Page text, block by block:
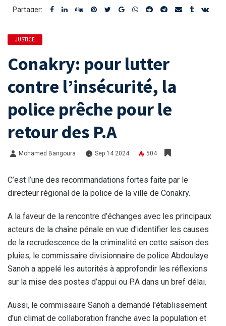
Partager:
JUSTICE
Conakry: pour lutter
contre l’insécurité, la
police prêche pour le
retour des P.A
Mohamed Bangoura Sep 14 2024 504
C’est l’une des recommandations fortes faite par le
directeur régional de la police de la ville de Conakry.
A la faveur de la rencontre d’échanges avec les principaux
acteurs de la chaîne pénale en vue d'identifier les causes
de la recrudescence de la criminalité en cette saison des
pluies, le commissaire divisionnaire de police Abdoulaye
Sanoh a appelé les autorités à approfondir les réflexions
sur la mise des postes d’appui ou P.A dans un bref délai.
Aussi, le commissaire Sanoh a demandé l'établissement
d'un climat de collaboration franche avec la population et